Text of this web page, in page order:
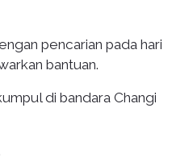
pencarian pada hari
bantuan.
di bandara Changi